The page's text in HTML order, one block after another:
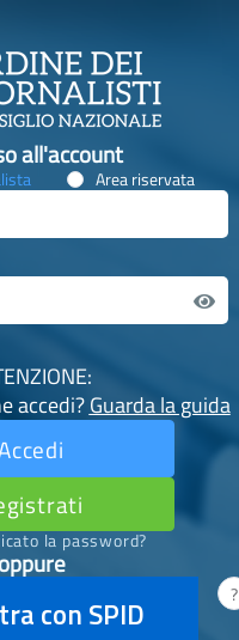
all'account
Area riservata
accedi?Guarda la guida
la password?
oppure
con SPID ?